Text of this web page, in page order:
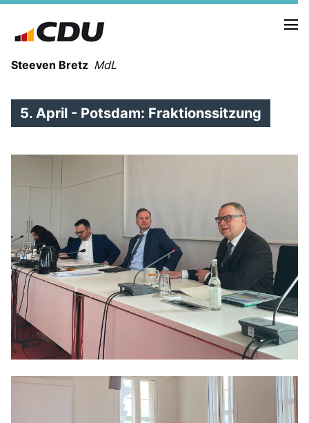
Steeven Bretz MdL
MEIN BÜRGERBÜRO
MEIN WAHLKREIS
ZIELE
Redebeiträge
Anträge CDU
Kleine Anfragen
CDU Deutschland
CDU Fraktion im Brandenburger Landtag
CDU Brandenburg
5. April - Potsdam: Fraktionssitzung